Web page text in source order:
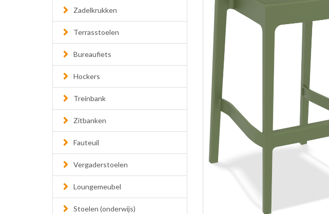
Zadelkrukken
Terrasstoelen
Bureaufiets
Hockers
Treinbank
Zitbanken
Fauteuil
Vergaderstoelen
Loungemeubel
Stoelen (onderwijs)